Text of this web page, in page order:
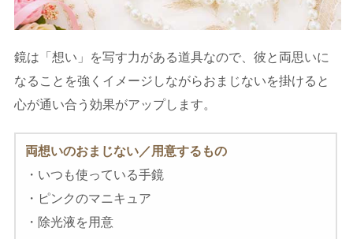
鏡は「想い」を写す力がある道具なので、彼と両思いに
なることを強くイメージしながらおまじないを掛けると
心が通い合う効果がアップします。
両想いのおまじない／用意するもの
・いつも使っている手鏡
・ピンクのマニキュア
・除光液を用意